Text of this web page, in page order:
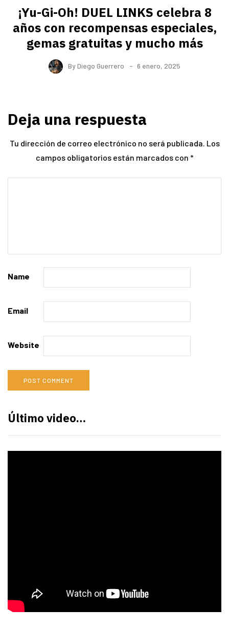
¡Yu-Gi-Oh! DUEL LINKS celebra 8
años con recompensas especiales,
gemas gratuitas y mucho más
ByDiego Guerrero 6 enero, 2025
Deja una respuesta
Tu dirección de correo electrónico no será publicada. Los
campos obligatorios están marcados con *
Name
Email
Website
Último video…